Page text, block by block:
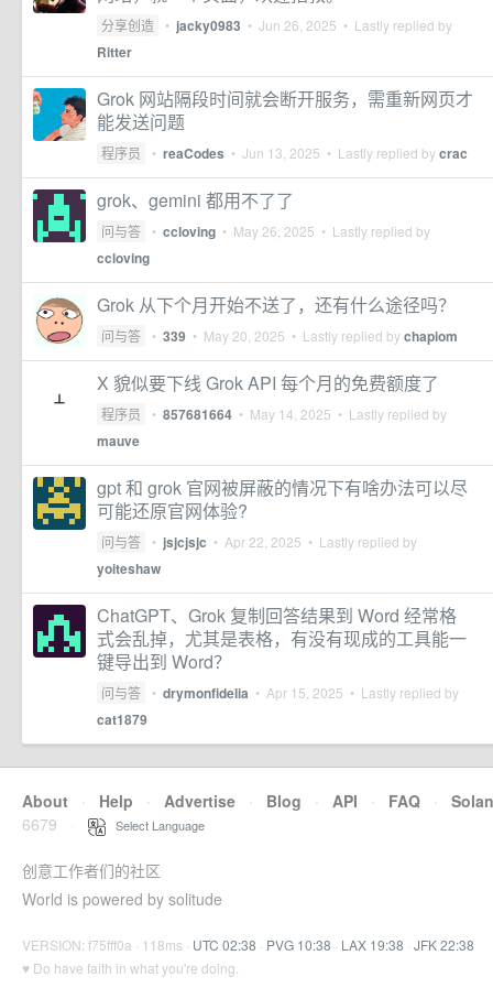
分享创造 • jacky0983 • Jun 26, 2025 • Lastly replied by
Ritter
Grok 网站隔段时间就会断开服务，需重新网页才
能发送问题
程序员 • reaCodes • Jun 13, 2025 • Lastly replied bycrac
grok、gemini 都用不了了
问与答 • ccloving • May 26, 2025 • Lastly replied by
ccloving
Grok 从下个月开始不送了，还有什么途径吗？
问与答 • 339 • May 20, 2025 • Lastly replied bychapiom
X 貌似要下线 Grok API 每个月的免费额度了
程序员 • 857681664 • May 14, 2025 • Lastly replied by
mauve
gpt 和 grok 官网被屏蔽的情况下有啥办法可以尽
可能还原官网体验?
问与答 • jsjcjsjc • Apr 22, 2025 • Lastly replied by
yoiteshaw
ChatGPT、Grok 复制回答结果到 Word 经常格
式会乱掉，尤其是表格，有没有现成的工具能一
键导出到 Word？
问与答 • drymonfidelia • Apr 15, 2025 • Lastly replied by
cat1879
About · Help · Advertise · Blog · API · FAQ ·
6679
Select Language
创意工作者们的社区
World is powered by solitude
VERSION: f75fff0a · 118ms · UTC 02:38 · PVG 10:38 · LAX 19:38 · JFK 22:38
♥ Do have faith in what you're doing.